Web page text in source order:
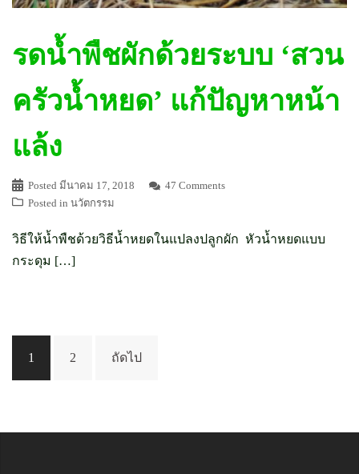
รดน้ำพืชผักด้วยระบบ ‘สวน
ครัวน้ำหยด’ แก้ปัญหาหน้า
แล้ง
Posted มีนาคม 17, 2018
47 Comments
Posted in นวัตกรรม
วิธีให้น้ำพืชด้วยวิธีน้ำหยดในแปลงปลูกผัก หัวน้ำหยดแบบ
กระดุม […]
เมนู
นำทาง
1 2 ถัดไป